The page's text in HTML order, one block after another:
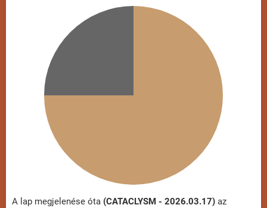
A lap megjelenése óta (CATACLYSM - 2026.03.17) az